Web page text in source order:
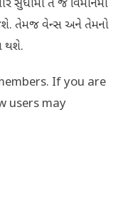
સુધીમાં તે જ વિમાનમાં
તેમજ વેન્સ અને તેમનો
થશે.
If you are
users may